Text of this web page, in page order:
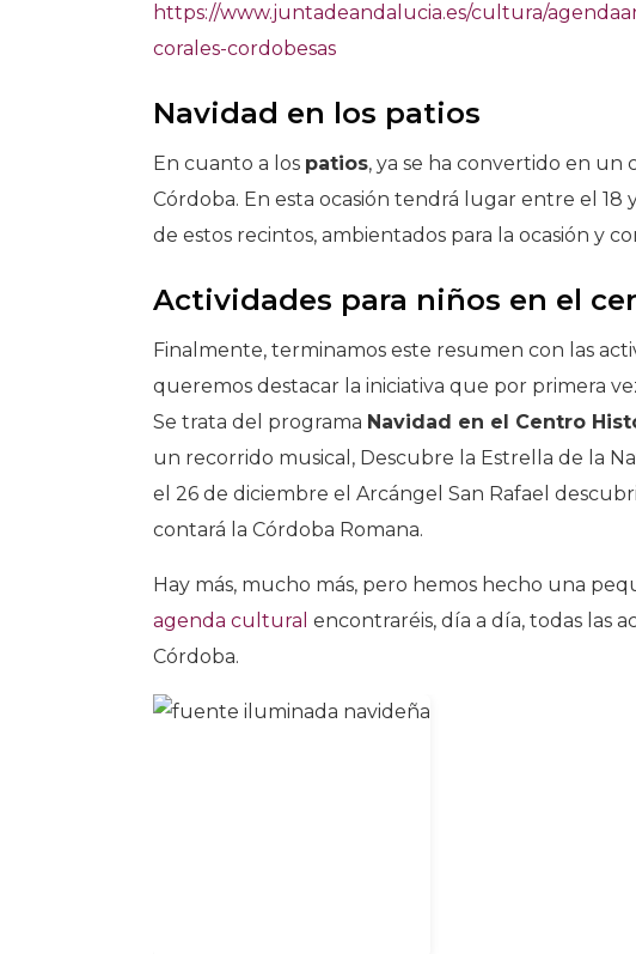
https://www.juntadeandalucia.es/cultura/
corales-cordobesas
Navidad en los patios
En cuanto a los patios, ya se ha convertido en un
Córdoba. En esta ocasión tendrá lugar entre el 18
de estos recintos, ambientados para la ocasión y
Actividades para niños en el
Finalmente, terminamos este resumen con las
queremos destacar la iniciativa que por primera
Se trata del programa Navidad en el Centro
un recorrido musical, Descubre la Estrella de la
el 26 de diciembre el Arcángel San Rafael
contará la Córdoba Romana.
Hay más, mucho más, pero hemos hecho una
agenda cultural encontraréis, día a día, todas las
Córdoba.